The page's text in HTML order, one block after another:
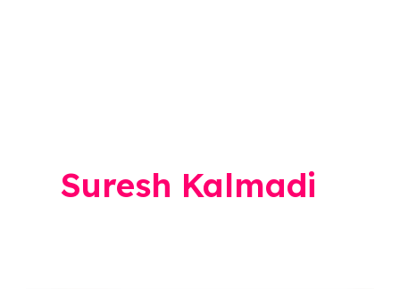
Suresh Kalmadi